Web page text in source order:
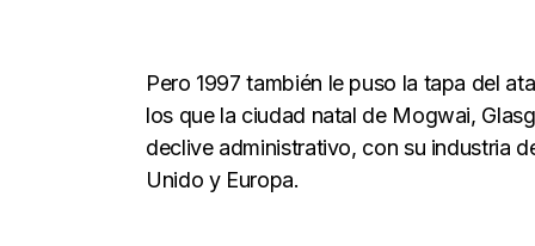
Pero 1997 también le puso la tapa del
los que la ciudad natal de Mogwai,
declive administrativo, con su industria
Unido y Europa.